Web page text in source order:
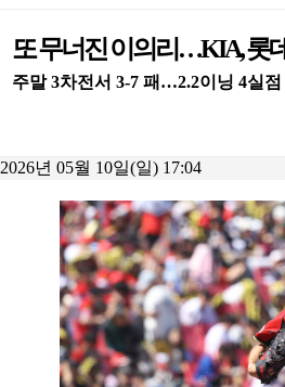
또 무너진 이의리…KIA, 롯
주말 3차전서 3-7 패…2.2이닝 4실
2026년 05월 10일(일) 17:04